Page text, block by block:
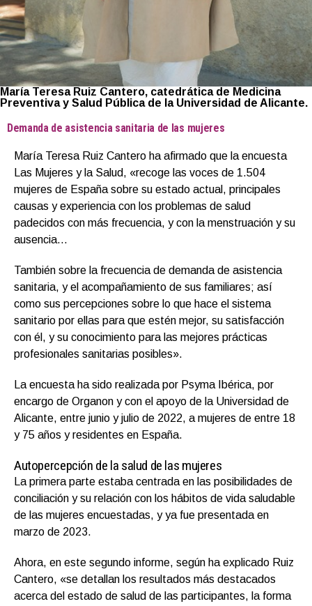
María Teresa Ruiz Cantero, catedrática de Medicina
Preventiva y Salud Pública de la Universidad de Alicante.
Demanda de asistencia sanitaria de las mujeres
María Teresa Ruiz Cantero ha afirmado que la encuesta
Las Mujeres y la Salud, «recoge las voces de 1.504
mujeres de España sobre su estado actual, principales
causas y experiencia con los problemas de salud
padecidos con más frecuencia, y con la menstruación y su
ausencia…
También sobre la frecuencia de demanda de asistencia
sanitaria, y el acompañamiento de sus familiares; así
como sus percepciones sobre lo que hace el sistema
sanitario por ellas para que estén mejor, su satisfacción
con él, y su conocimiento para las mejores prácticas
profesionales sanitarias posibles».
La encuesta ha sido realizada por Psyma Ibérica, por
encargo de Organon y con el apoyo de la Universidad de
Alicante, entre junio y julio de 2022, a mujeres de entre 18
y 75 años y residentes en España.
Autopercepción de la salud de las mujeres
La primera parte estaba centrada en las posibilidades de
conciliación y su relación con los hábitos de vida saludable
de las mujeres encuestadas, y ya fue presentada en
marzo de 2023.
Ahora, en este segundo informe, según ha explicado Ruiz
Cantero, «se detallan los resultados más destacados
acerca del estado de salud de las participantes, la forma